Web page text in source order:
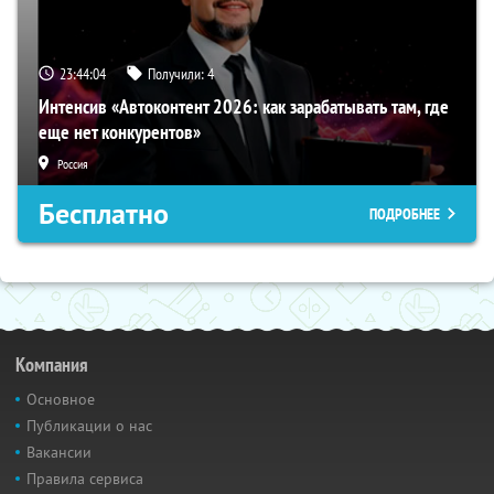
23:44:03 Получили:4
Интенсив «Автоконтент 2026: как зарабатывать там, где
еще нет конкурентов»
Россия
Бесплатно ПОДРОБНЕЕ
Компания
Основное
Публикации о нас
Вакансии
Правила сервиса